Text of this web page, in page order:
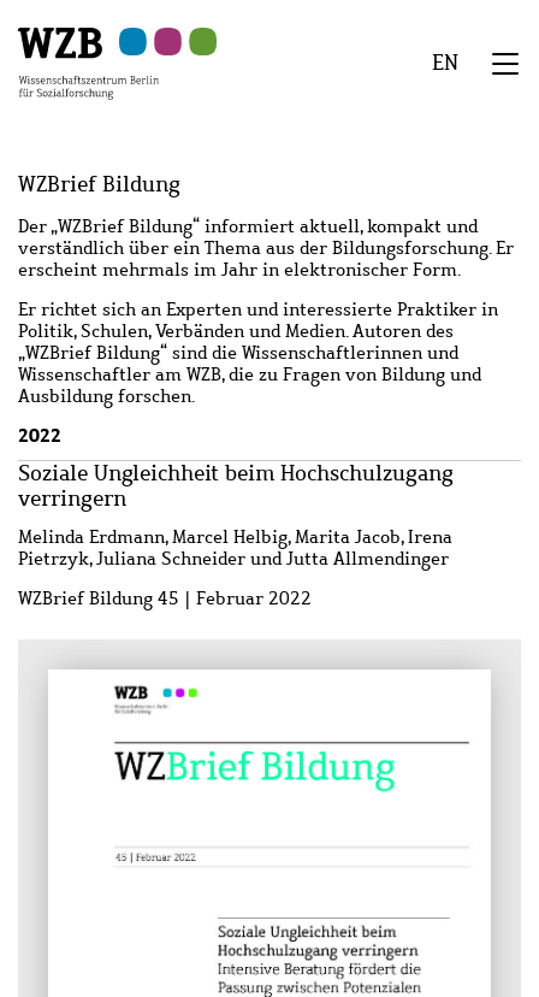
Hauptinhalt
springen
Navigation
springen
Suche
springen
Sekundärnavigation
springen
Fußzeile
springen
EN
WZBrief Bildung
Der „WZBrief Bildung“ informiert aktuell, kompakt und
verständlich über ein Thema aus der Bildungsforschung. Er
erscheint mehrmals im Jahr in elektronischer Form.
Er richtet sich an Experten und interessierte Praktiker in
Politik, Schulen, Verbänden und Medien. Autoren des
„WZBrief Bildung“ sind die Wissenschaftlerinnen und
Wissenschaftler am WZB, die zu Fragen von Bildung und
Ausbildung forschen.
2022
Soziale Ungleichheit beim Hochschulzugang
verringern
Melinda Erdmann, Marcel Helbig, Marita Jacob, Irena
Pietrzyk, Juliana Schneider und Jutta Allmendinger
WZBrief Bildung 45 | Februar 2022